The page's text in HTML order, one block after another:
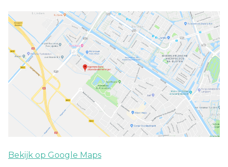
Bekijk op Google Maps